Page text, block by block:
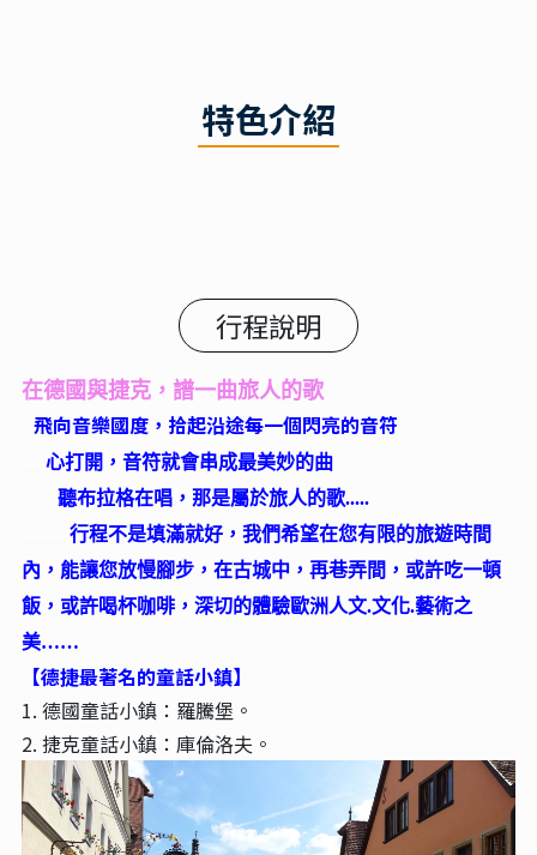
特色介紹
行程說明
在德國與捷克，譜一曲旅人的歌
飛向音樂國度，拾起沿途每一個閃亮的音符
心打開，音符就會串成最美妙的曲
聽布拉格在唱，那是屬於旅人的歌.....
行程不是填滿就好，我們希望在您有限的旅遊時間
內，能讓您放慢腳步，在古城中，再巷弄間，或許吃一頓
飯，或許喝杯咖啡，深切的體驗歐洲人文.文化.藝術之
美……
【德捷最著名的童話小鎮】
1. 德國童話小鎮：羅騰堡。
2. 捷克童話小鎮：庫倫洛夫。